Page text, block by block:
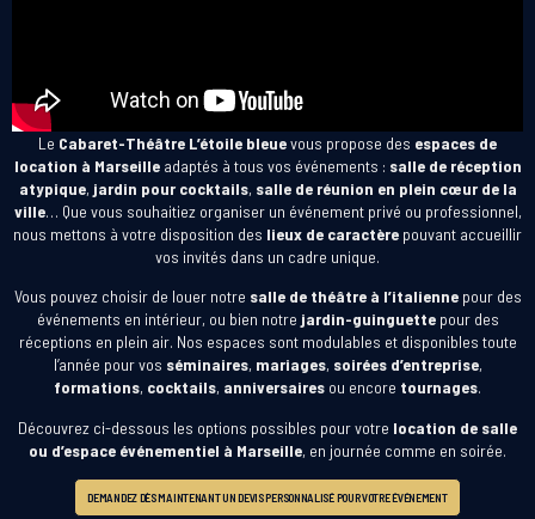
Le Cabaret-Théâtre L’étoile bleuevous propose des espaces de
location à Marseilleadaptés à tous vos événements : salle de réception
atypique, jardin pour cocktails, salle de réunion en plein cœur de la
ville… Que vous souhaitiez organiser un événement privé ou professionnel,
nous mettons à votre disposition des lieux de caractère pouvant accueillir
vos invités dans un cadre unique.
Vous pouvez choisir de louer notre salle de théâtre à l’italiennepour des
événements en intérieur, ou bien notre jardin-guinguettepour des
réceptions en plein air. Nos espaces sont modulables et disponibles toute
l’année pour vos séminaires, mariages, soirées d’entreprise,
formations, cocktails, anniversaires ou encore tournages.
Découvrez ci-dessous les options possibles pour votre location de salle
ou d’espace événementiel à Marseille, en journée comme en soirée.
DEMANDEZ DÈS MAINTENANT UN DEVIS PERSONNALISÉ POUR VOTRE ÉVÉNEMENT